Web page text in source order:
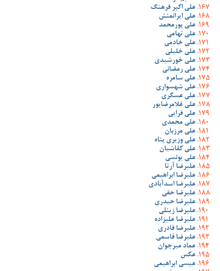
علی اکبر فرهنگ
علی ایرانمنش
علی پورمحمد
علی تهامی
علی خادمی
علی خلیلی
علی خورشیدی
علی رمضانی
علی سامره
علی شهسواری
علی عسگری
علی غلامرضاپور
علی قرایی
علی محمدی
علی مرزبان
علی وزیری پناه
علی کفاشیان
علی یونسی
علیرضا آرتا
علیرضا ابراهیمی
علیرضا اسدآبادی
علیرضا حقی
علیرضا حیدری
علیرضا زینلی
علیرضا علیزاده
علیرضا قادری
علیرضا قاسمی
عماد میرجوان
عکس
عیسی ابراهیمی